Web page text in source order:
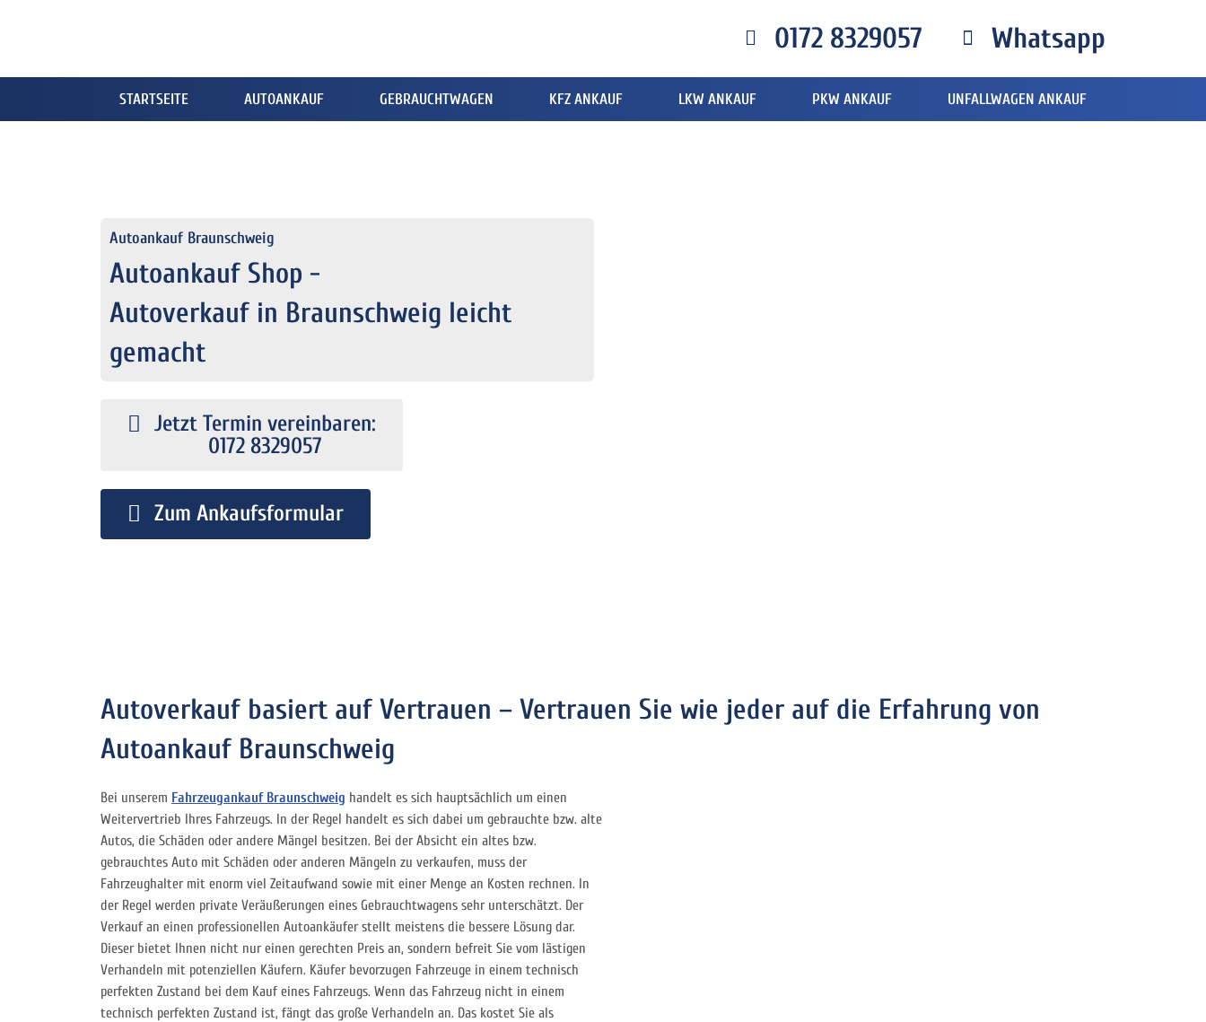
0172 8329057 Whatsapp
STARTSEITE AUTOANKAUF GEBRAUCHTWAGEN KFZ ANKAUF LKW ANKAUF PKW ANKAUF UNFALLWAGEN ANKAUF
Autoankauf Braunschweig
Autoankauf Shop -
Autoverkauf in Braunschweig leicht
gemacht
Jetzt Termin vereinbaren:
0172 8329057
Zum Ankaufsformular
Autoverkauf basiert auf Vertrauen – Vertrauen Sie wie jeder auf die Erfahrung von
Autoankauf Braunschweig
Bei unserem Fahrzeugankauf Braunschweig handelt es sich hauptsächlich um einen
Weitervertrieb Ihres Fahrzeugs. In der Regel handelt es sich dabei um gebrauchte bzw. alte
Autos, die Schäden oder andere Mängel besitzen. Bei der Absicht ein altes bzw.
gebrauchtes Auto mit Schäden oder anderen Mängeln zu verkaufen, muss der
Fahrzeughalter mit enorm viel Zeitaufwand sowie mit einer Menge an Kosten rechnen. In
der Regel werden private Veräußerungen eines Gebrauchtwagens sehr unterschätzt. Der
Verkauf an einen professionellen Autoankäufer stellt meistens die bessere Lösung dar.
Dieser bietet Ihnen nicht nur einen gerechten Preis an, sondern befreit Sie vom lästigen
Verhandeln mit potenziellen Käufern. Käufer bevorzugen Fahrzeuge in einem technisch
perfekten Zustand bei dem Kauf eines Fahrzeugs. Wenn das Fahrzeug nicht in einem
technisch perfekten Zustand ist, fängt das große Verhandeln an. Das kostet Sie als